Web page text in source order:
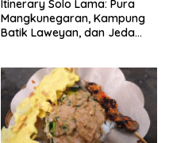
Itinerary Solo Lama: Pura
Mangkunegaran, Kampung
Batik Laweyan, dan Jeda